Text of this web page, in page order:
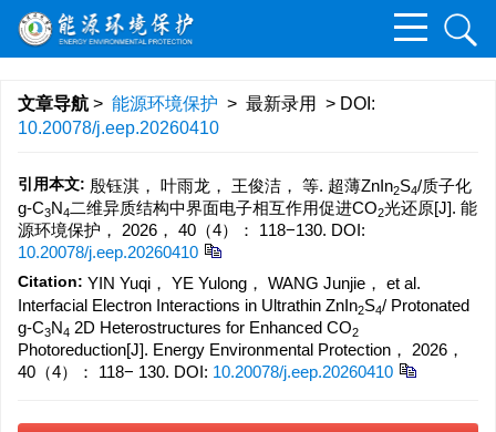
文章导航 > 能源环境保护 > 最新录用 > DOI:
10.20078/j.eep.20260410
引用本文: 殷钰淇， 叶雨龙， 王俊洁， 等. 超薄ZnIn2S4/质子化
g-C3N4二维异质结构中界面电子相互作用促进CO2光还原[J]. 能
源环境保护， 2026， 40（4）： 118−130. DOI:
10.20078/j.eep.20260410
Citation: YIN Yuqi， YE Yulong， WANG Junjie， et al.
Interfacial Electron Interactions in Ultrathin ZnIn2S4/ Protonated
g-C3N4 2D Heterostructures for Enhanced CO2
Photoreduction[J]. Energy Environmental Protection， 2026，
40（4）： 118− 130. DOI: 10.20078/j.eep.20260410